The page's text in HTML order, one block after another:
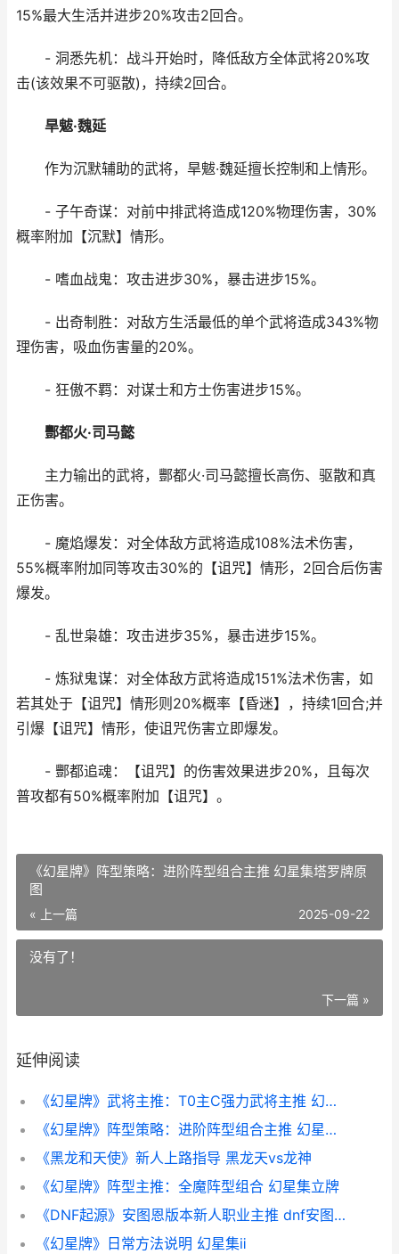
15%最大生活并进步20%攻击2回合。
- 洞悉先机：战斗开始时，降低敌方全体武将20%攻
击(该效果不可驱散)，持续2回合。
旱魃·魏延
作为沉默辅助的武将，旱魃·魏延擅长控制和上情形。
- 子午奇谋：对前中排武将造成120%物理伤害，30%
概率附加【沉默】情形。
- 嗜血战鬼：攻击进步30%，暴击进步15%。
- 出奇制胜：对敌方生活最低的单个武将造成343%物
理伤害，吸血伤害量的20%。
- 狂傲不羁：对谋士和方士伤害进步15%。
酆都火·司马懿
主力输出的武将，酆都火·司马懿擅长高伤、驱散和真
正伤害。
- 魔焰爆发：对全体敌方武将造成108%法术伤害，
55%概率附加同等攻击30%的【诅咒】情形，2回合后伤害
爆发。
- 乱世枭雄：攻击进步35%，暴击进步15%。
- 炼狱鬼谋：对全体敌方武将造成151%法术伤害，如
若其处于【诅咒】情形则20%概率【昏迷】，持续1回合;并
引爆【诅咒】情形，使诅咒伤害立即爆发。
- 酆都追魂：【诅咒】的伤害效果进步20%，且每次
普攻都有50%概率附加【诅咒】。
《幻星牌》阵型策略：进阶阵型组合主推 幻星集塔罗牌原
图
« 上一篇 2025-09-22
没有了！
下一篇 »
延伸阅读
《幻星牌》武将主推：T0主C强力武将主推 幻龙星卡组
《幻星牌》阵型策略：进阶阵型组合主推 幻星集塔罗牌原图
《黑龙和天使》新人上路指导 黑龙天vs龙神
《幻星牌》阵型主推：全魔阵型组合 幻星集立牌
《DNF起源》安图恩版本新人职业主推 dnf安图恩百度百科
《幻星牌》日常方法说明 幻星集ⅱ